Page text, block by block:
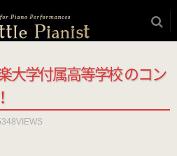
大学付属高等学校 のコン